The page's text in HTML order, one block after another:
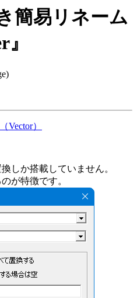
簡易リネーム
Vector）
しか搭載していません。
が特徴です。